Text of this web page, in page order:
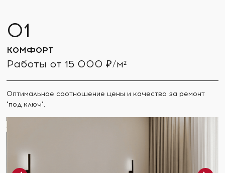
КОМФОРТ
Работы от 15 000 ₽/м²
Оптимальное соотношение цены и качества за ремонт
"под ключ".